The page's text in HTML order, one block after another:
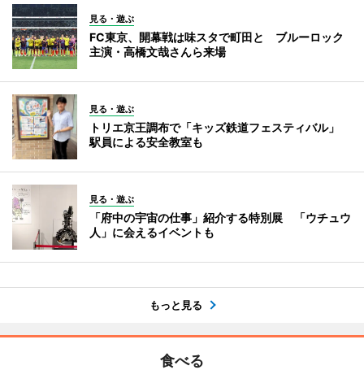
見る・遊ぶ
FC東京、開幕戦は味スタで町田と ブルーロック
主演・高橋文哉さんら来場
見る・遊ぶ
トリエ京王調布で「キッズ鉄道フェスティバル」
駅員による安全教室も
見る・遊ぶ
「府中の宇宙の仕事」紹介する特別展 「ウチュウ
人」に会えるイベントも
もっと見る
食べる